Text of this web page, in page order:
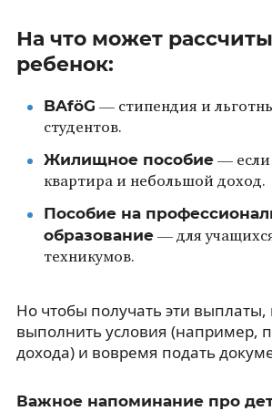
На что может
ребенок:
BAföG — стипендия и
студентов.
Жилищное пособие— если
квартира и небольшой доход.
Пособие на
образование— для
техникумов.
Но чтобы получать эти
выполнить условия (например,
дохода) и вовремя подать
Важное напоминание про